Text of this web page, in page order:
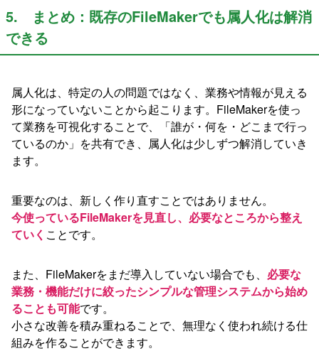
5. まとめ：既存のFileMakerでも属人化は解消
できる
属人化は、特定の人の問題ではなく、業務や情報が見える
形になっていないことから起こります。FileMakerを使っ
て業務を可視化することで、「誰が・何を・どこまで行っ
ているのか」を共有でき、属人化は少しずつ解消していき
ます。
重要なのは、新しく作り直すことではありません。
今使っているFileMakerを見直し、必要なところから整え
ていく ことです。
また、FileMakerをまだ導入していない場合でも、 必要な
業務・機能だけに絞ったシンプルな管理システムから始め
ることも可能です。
小さな改善を積み重ねることで、無理なく使われ続ける仕
組みを作ることができます。